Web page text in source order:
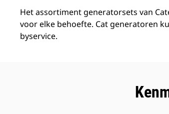
Het assortiment generatorsets van
voor elke behoefte. Cat generatoren
byservice.